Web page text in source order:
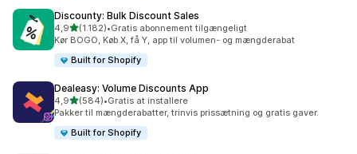
Discounty: Bulk Discount Sales
4,9ud af 5 stjerner
(1.182)
1182 anmeldelser i alt
•Gratis abonnement tilgængeligt
Kør BOGO, Køb X, få Y, app til volumen- og mængderabat
Built for Shopify
Dealeasy: Volume Discounts App
4,9ud af 5 stjerner
(584)
584 anmeldelser i alt
•Gratis at installere
Pakker til mængderabatter, trinvis prissætning og gratis gaver.
Built for Shopify